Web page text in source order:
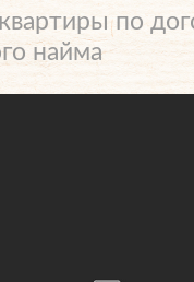
по
найма